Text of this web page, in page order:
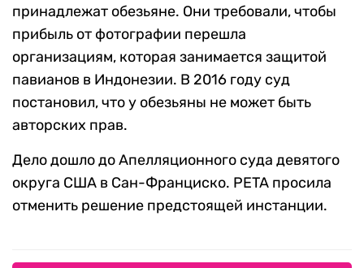
принадлежат обезьяне. Они требовали, чтобы
прибыль от фотографии перешла
организациям, которая занимается защитой
павианов в Индонезии. В 2016 году суд
постановил, что у обезьяны не может быть
авторских прав.
Дело дошло до Апелляционного суда девятого
округа США в Сан-Франциско. PETA просила
отменить решение предстоящей инстанции.